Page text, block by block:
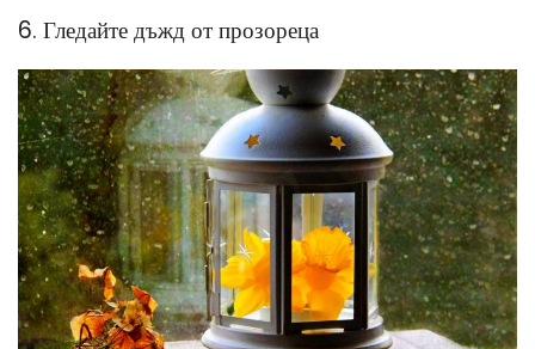
6. Гледайте дъжд от прозореца